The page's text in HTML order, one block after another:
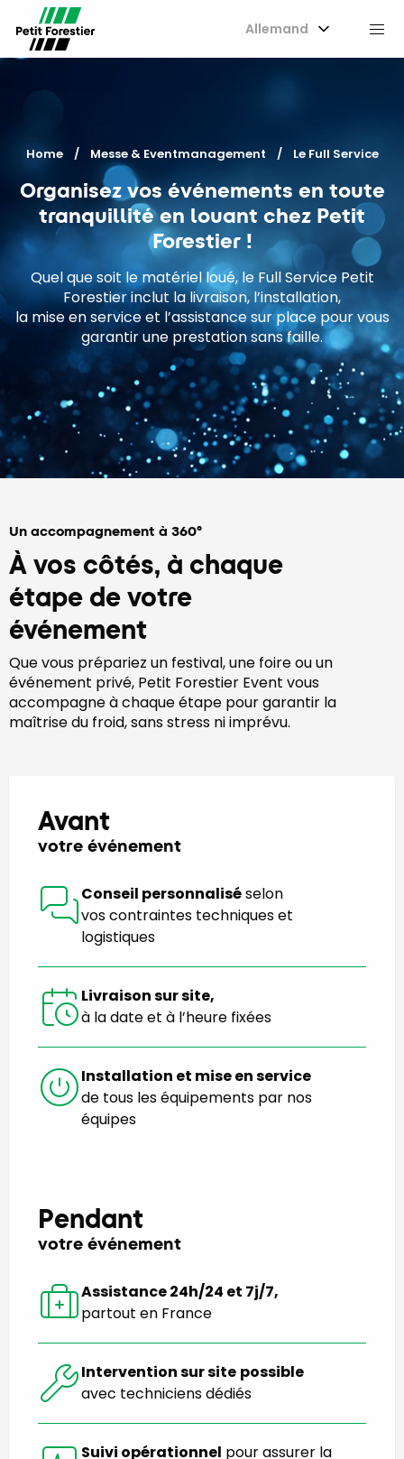
Allemand
Home Messe & Eventmanagement Current:
Le Full Service
Organisez vos événements en toute
tranquillité en louant chez Petit
Forestier !
Quel que soit le matériel loué, le Full Service Petit
Forestier inclut la livraison, l’installation,
la mise en service et l’assistance sur place pour vous
garantir une prestation sans faille.
Un accompagnement à 360°
À vos côtés, à chaque
étape de votre
événement
Que vous prépariez un festival, une foire ou un
événement privé, Petit Forestier Event vous
accompagne à chaque étape pour garantir la
maîtrise du froid, sans stress ni imprévu.
Avant
votre événement
Conseil personnaliséselon
vos contraintes techniques et
logistiques
Livraison sur site,
à la date et à l’heure fixées
Installation et mise en service
de tous les équipements par nos
équipes
Pendant
votre événement
Assistance 24h/24 et 7j/7,
partout en France
Intervention sur site possible
avec techniciens dédiés
Suivi opérationnel pour assurer la